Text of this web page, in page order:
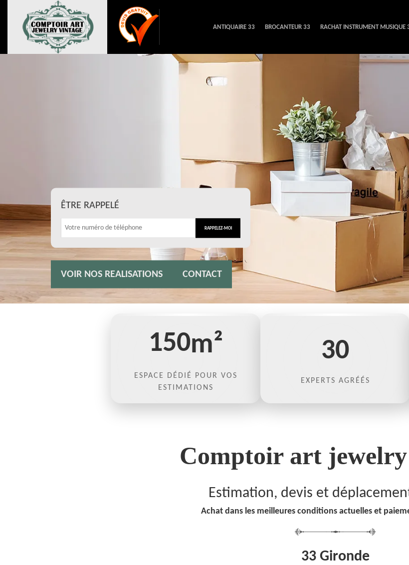
ANTIQUAIRE 33 BROCANTEUR 33 RACHAT INSTRUMENT MUSIQUE
ÊTRE RAPPELÉ
VOIR NOS REALISATIONS CONTACT
150m²
ESPACE DÉDIÉ POUR VOS
ESTIMATIONS
30
EXPERTS AGRÉÉS
Comptoir art
Estimation, devis et
Achat dans les meilleures conditions actuelles et
33 Gironde